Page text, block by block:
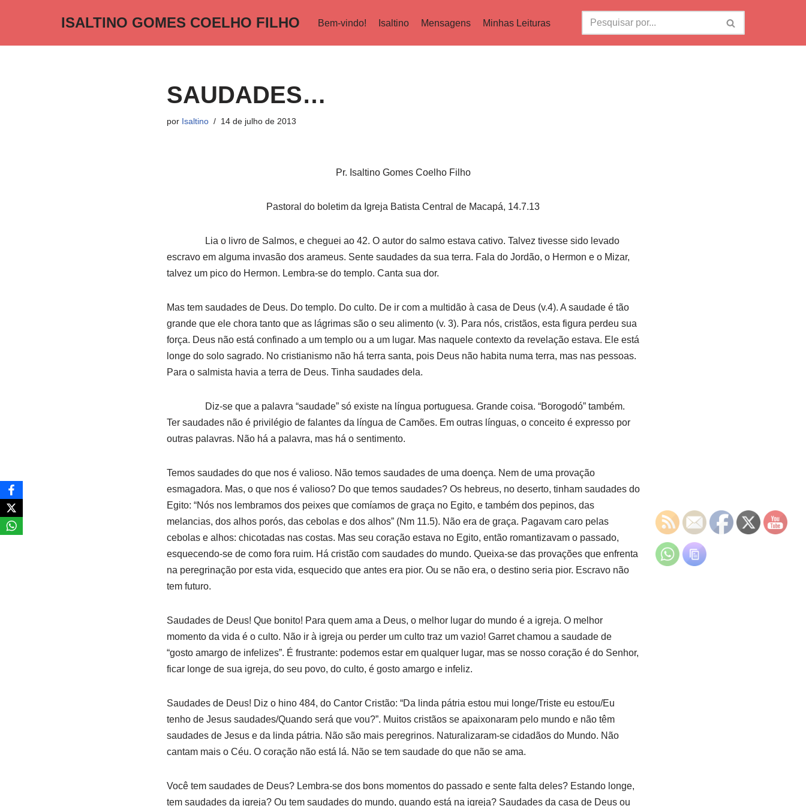
ISALTINO GOMES COELHO FILHO Bem-vindo! Isaltino Mensagens Minhas Leituras
SAUDADES…
por Isaltino 14 de julho de 2013
Pr. Isaltino Gomes Coelho Filho
Pastoral do boletim da Igreja Batista Central de Macapá, 14.7.13
Lia o livro de Salmos, e cheguei ao 42. O autor do salmo estava cativo. Talvez tivesse sido levado
escravo em alguma invasão dos arameus. Sente saudades da sua terra. Fala do Jordão, o Hermon e o Mizar,
talvez um pico do Hermon. Lembra-se do templo. Canta sua dor.
Mas tem saudades de Deus. Do templo. Do culto. De ir com a multidão à casa de Deus (v.4). A saudade é tão
grande que ele chora tanto que as lágrimas são o seu alimento (v. 3). Para nós, cristãos, esta figura perdeu sua
força. Deus não está confinado a um templo ou a um lugar. Mas naquele contexto da revelação estava. Ele está
longe do solo sagrado. No cristianismo não há terra santa, pois Deus não habita numa terra, mas nas pessoas.
Para o salmista havia a terra de Deus. Tinha saudades dela.
Diz-se que a palavra “saudade” só existe na língua portuguesa. Grande coisa. “Borogodó” também.
Ter saudades não é privilégio de falantes da língua de Camões. Em outras línguas, o conceito é expresso por
outras palavras. Não há a palavra, mas há o sentimento.
Temos saudades do que nos é valioso. Não temos saudades de uma doença. Nem de uma provação
esmagadora. Mas, o que nos é valioso? Do que temos saudades? Os hebreus, no deserto, tinham saudades do
Egito: “Nós nos lembramos dos peixes que comíamos de graça no Egito, e também dos pepinos, das
melancias, dos alhos porós, das cebolas e dos alhos” (Nm 11.5). Não era de graça. Pagavam caro pelas
cebolas e alhos: chicotadas nas costas. Mas seu coração estava no Egito, então romantizavam o passado,
esquecendo-se de como fora ruim. Há cristão com saudades do mundo. Queixa-se das provações que enfrenta
na peregrinação por esta vida, esquecido que antes era pior. Ou se não era, o destino seria pior. Escravo não
tem futuro.
Saudades de Deus! Que bonito! Para quem ama a Deus, o melhor lugar do mundo é a igreja. O melhor
momento da vida é o culto. Não ir à igreja ou perder um culto traz um vazio! Garret chamou a saudade de
“gosto amargo de infelizes”. É frustrante: podemos estar em qualquer lugar, mas se nosso coração é do Senhor,
ficar longe de sua igreja, do seu povo, do culto, é gosto amargo e infeliz.
Saudades de Deus! Diz o hino 484, do Cantor Cristão: “Da linda pátria estou mui longe/Triste eu estou/Eu
tenho de Jesus saudades/Quando será que vou?”. Muitos cristãos se apaixonaram pelo mundo e não têm
saudades de Jesus e da linda pátria. Não são mais peregrinos. Naturalizaram-se cidadãos do Mundo. Não
cantam mais o Céu. O coração não está lá. Não se tem saudade do que não se ama.
Você tem saudades de Deus? Lembra-se dos bons momentos do passado e sente falta deles? Estando longe,
tem saudades da igreja? Ou tem saudades do mundo, quando está na igreja? Saudades da casa de Deus ou